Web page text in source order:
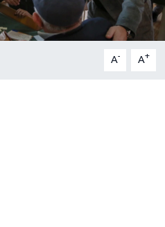
A- A+